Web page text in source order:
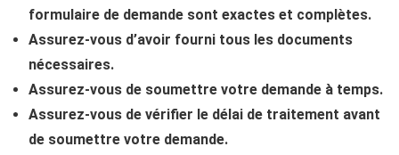
formulaire de demande sont exactes et complètes.
Assurez-vous d’avoir fourni tous les documents
nécessaires.
Assurez-vous de soumettre votre demande à temps.
Assurez-vous de vérifier le délai de traitement avant
de soumettre votre demande.